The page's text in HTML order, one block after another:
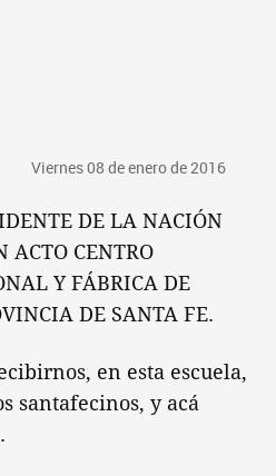
Viernes 08 de enero de 2016
DE LA NACIÓN
ACTO CENTRO
Y FÁBRICA DE
DE SANTA FE.
en esta escuela,
santafecinos, y acá